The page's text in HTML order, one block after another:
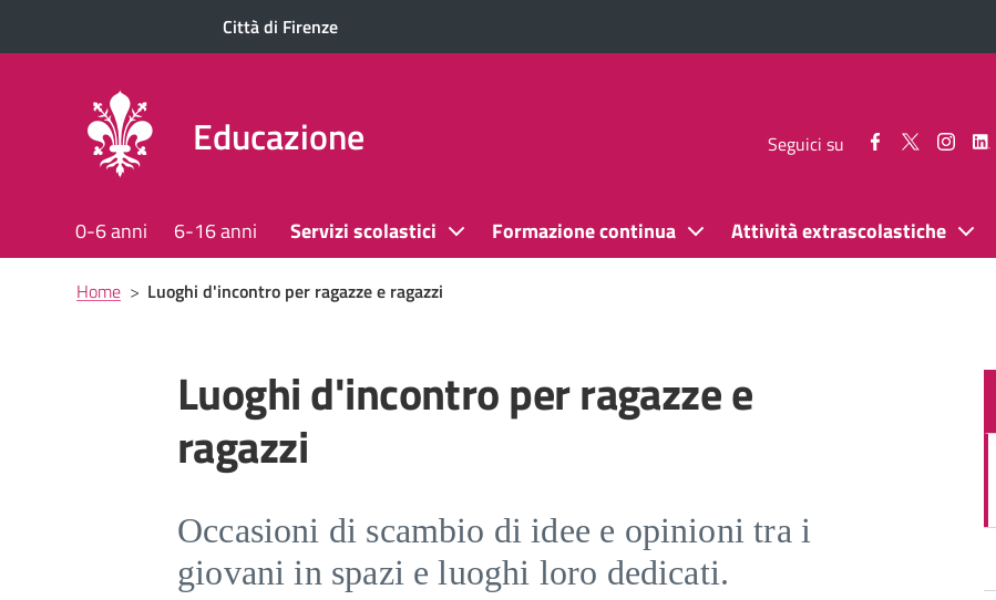
Città di Firenze
Educazione Seguici su
Seguici SeguiciSeguici
0-6 anni 6-16 anni Servizi scolastici Formazione continua Attività extrascolastiche
Briciole
di
Home> Luoghi d'incontro per ragazze e ragazzi
Luoghi d'incontro per ragazze e
ragazzi
Occasioni di scambio di idee e opinioni tra i
giovani in spazi e luoghi loro dedicati.